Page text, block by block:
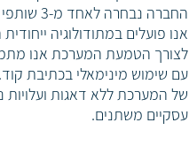
החברה נבחרה לאחד מ-3 שותפי מיקרוסופט המובילים במזרח התיכון ואפריקה!
אנו פועלים במתודולוגיה
לצורך הטמעת המערכת אנו
עם שימוש מינימאלי בכתיבת
של המערכת ללא דאגות ועלויות
עסקיים משתנים.